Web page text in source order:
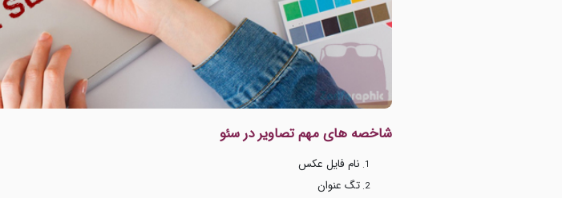
شاخصه های مهم تصاویر در سئو
نام فایل عکس
تگ عنوان